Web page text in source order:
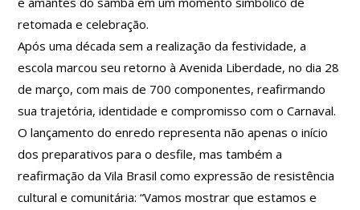
retomada e celebração.
Após uma década sem a realização da festividade, a
escola marcou seu retorno à Avenida Liberdade, no dia 28
de março, com mais de 700 componentes, reafirmando
sua trajetória, identidade e compromisso com o Carnaval.
O lançamento do enredo representa não apenas o início
dos preparativos para o desfile, mas também a
reafirmação da Vila Brasil como expressão de resistência
cultural e comunitária: “Vamos mostrar que estamos e